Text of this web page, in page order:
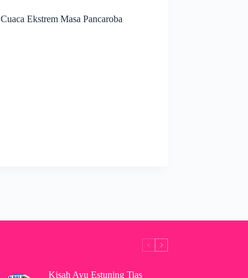
Ekstrem Masa Pancaroba
Kisah Ayu Estuning Tias